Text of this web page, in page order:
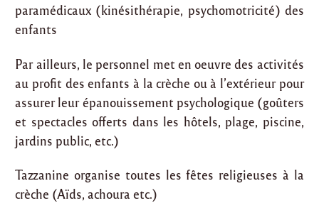
paramédicaux (kinésithérapie, psychomotricité) des
enfants
Par ailleurs, le personnel met en oeuvre des activités
au profit des enfants à la crèche ou à l’extérieur pour
assurer leur épanouissement psychologique (goûters
et spectacles offerts dans les hôtels, plage, piscine,
jardins public, etc.)
Tazzanine organise toutes les fêtes religieuses à la
crèche (Aïds, achoura etc.)